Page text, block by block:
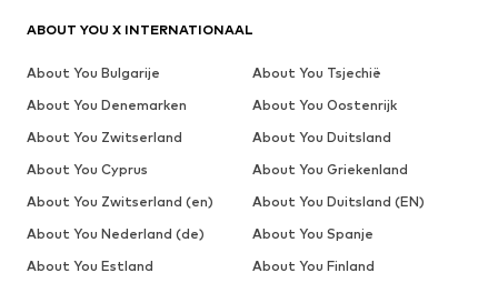
ABOUT YOU X INTERNATIONAAL
About You Bulgarije
About You Tsjechië
About You Denemarken
About You Oostenrijk
About You Zwitserland
About You Duitsland
About You Cyprus
About You Griekenland
About You Zwitserland (en)
About You Duitsland (EN)
About You Nederland (de)
About You Spanje
About You Estland
About You Finland